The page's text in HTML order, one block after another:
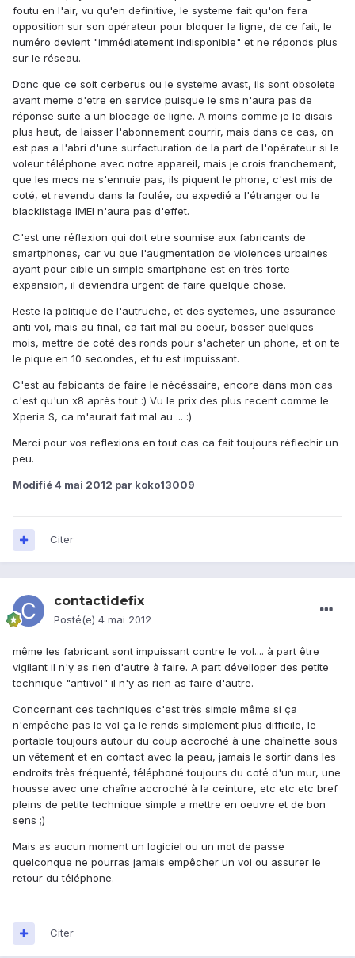
foutu en l'air, vu qu'en definitive, le systeme fait qu'on fera
opposition sur son opérateur pour bloquer la ligne, de ce fait, le
numéro devient "immédiatement indisponible" et ne réponds plus
sur le réseau.
Donc que ce soit cerberus ou le systeme avast, ils sont obsolete
avant meme d'etre en service puisque le sms n'aura pas de
réponse suite a un blocage de ligne. A moins comme je le disais
plus haut, de laisser l'abonnement courrir, mais dans ce cas, on
est pas a l'abri d'une surfacturation de la part de l'opérateur si le
voleur téléphone avec notre appareil, mais je crois franchement,
que les mecs ne s'ennuie pas, ils piquent le phone, c'est mis de
coté, et revendu dans la foulée, ou expedié a l'étranger ou le
blacklistage IMEI n'aura pas d'effet.
C'est une réflexion qui doit etre soumise aux fabricants de
smartphones, car vu que l'augmentation de violences urbaines
ayant pour cible un simple smartphone est en très forte
expansion, il deviendra urgent de faire quelque chose.
Reste la politique de l'autruche, et des systemes, une assurance
anti vol, mais au final, ca fait mal au coeur, bosser quelques
mois, mettre de coté des ronds pour s'acheter un phone, et on te
le pique en 10 secondes, et tu est impuissant.
C'est au fabicants de faire le nécéssaire, encore dans mon cas
c'est qu'un x8 après tout :) Vu le prix des plus recent comme le
Xperia S, ca m'aurait fait mal au ... :)
Merci pour vos reflexions en tout cas ca fait toujours réflechir un
peu.
Modifié4 mai 2012 par koko13009
Citer
contactidefix
Posté(e) 4 mai 2012
même les fabricant sont impuissant contre le vol.... à part être
vigilant il n'y as rien d'autre à faire. A part dévelloper des petite
technique "antivol" il n'y as rien as faire d'autre.
Concernant ces techniques c'est très simple même si ça
n'empêche pas le vol ça le rends simplement plus difficile, le
portable toujours autour du coup accroché à une chaînette sous
un vêtement et en contact avec la peau, jamais le sortir dans les
endroits très fréquenté, téléphoné toujours du coté d'un mur, une
housse avec une chaîne accroché à la ceinture, etc etc etc bref
pleins de petite technique simple a mettre en oeuvre et de bon
sens ;)
Mais as aucun moment un logiciel ou un mot de passe
quelconque ne pourras jamais empêcher un vol ou assurer le
retour du téléphone.
Citer